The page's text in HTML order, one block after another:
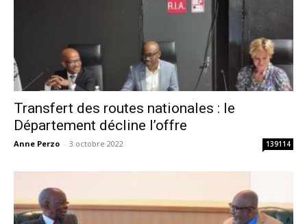
Transfert des routes nationales : le
Département décline l’offre
Anne Perzo - 3 octobre 2022 139114